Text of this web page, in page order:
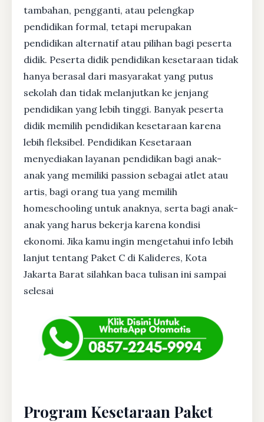
tambahan, pengganti, atau pelengkap
pendidikan formal, tetapi merupakan
pendidikan alternatif atau pilihan bagi peserta
didik. Peserta didik pendidikan kesetaraan tidak
hanya berasal dari masyarakat yang putus
sekolah dan tidak melanjutkan ke jenjang
pendidikan yang lebih tinggi. Banyak peserta
didik memilih pendidikan kesetaraan karena
lebih fleksibel. Pendidikan Kesetaraan
menyediakan layanan pendidikan bagi anak-
anak yang memiliki passion sebagai atlet atau
artis, bagi orang tua yang memilih
homeschooling untuk anaknya, serta bagi anak-
anak yang harus bekerja karena kondisi
ekonomi. Jika kamu ingin mengetahui info lebih
lanjut tentang Paket C di Kalideres, Kota
Jakarta Barat silahkan baca tulisan ini sampai
selesai
Program Kesetaraan Paket